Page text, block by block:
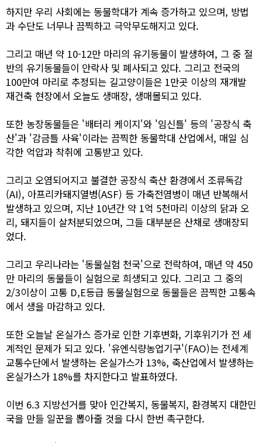
하지만 우리 사회에는 동물학대가 계속 증가하고 있으며, 방법
과 수단도 너무나 끔찍하고 극악무도해지고 있다.
그리고 매년 약 10-12만 마리의 유기동물이 발생하여, 그 중 절
반의 유기동물들이 안락사 및 폐사되고 있다. 그리고 전국의
100만여 마리로 추정되는 길고양이들은 1만곳 이상의 재개발
재건축 현장에서 오늘도 생매장, 생매몰되고 있다.
또한 농장동물들은 '배터리 케이지'와 '임신틀' 등의 '공장식 축
산'과 '감금틀 사육'이라는 끔찍한 동물학대 산업에서, 매일 심
각한 억압과 착취에 고통받고 있다.
그리고 오염되어지고 불결한 공장식 축산 환경에서 조류독감
(AI), 아프리카돼지열병(ASF) 등 가축전염병이 매년 반복해서
발생하고 있으며, 지난 10년간 약 1억 5천마리 이상의 닭과 오
리, 돼지들이 살처분되었으며, 그들 대부분은 산채로 생매장되
었다.
그리고 우리나라는 '동물실험 천국'으로 전락하여, 매년 약 450
만 마리의 동물들이 실험으로 희생되고 있다. 그리고 그 중의
2/3이상이 고통 D,E등급 동물실험으로 동물들은 끔찍한 고통속
에서 생을 마감하고 있다.
또한 오늘날 온실가스 증가로 인한 기후변화, 기후위기가 전 세
계적인 문제가 되고 있다. '유엔식량농업기구'(FAO)는 전세계
교통수단에서 발생하는 온실가스가 13%, 축산업에서 발생하는
온실가스가 18%를 차지한다고 발표하였다.
이번 6.3 지방선거를 맞아 인간복지, 동물복지, 환경복지 대한민
국을 만들 일꾼을 뽑아줄 것을 다시 한번 촉구한다.